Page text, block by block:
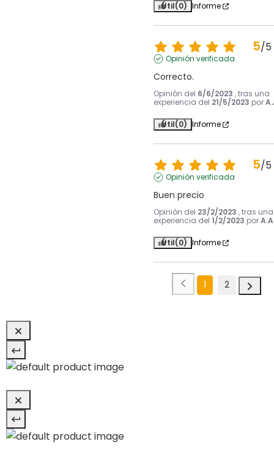
Útil(0) Informe
5/5
Opinión verificada
Correcto.
Opinión del 6/6/2023 , tras una
experiencia del 21/5/2023 por
Útil(0) Informe
5/5
Opinión verificada
Buen precio
Opinión del 23/2/2023 , tras una
experiencia del 1/2/2023 por
Útil(0) Informe
1 2